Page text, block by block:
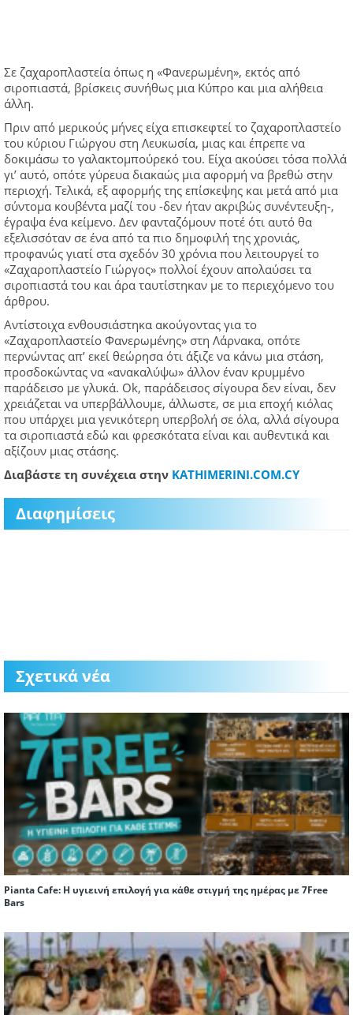
Σε ζαχαροπλαστεία όπως η «Φανερωμένη», εκτός από
σιροπιαστά, βρίσκεις συνήθως μια Κύπρο και μια αλήθεια
άλλη.
Πριν από μερικούς μήνες είχα επισκεφτεί το ζαχαροπλαστείο
του κύριου Γιώργου στη Λευκωσία, μιας και έπρεπε να
δοκιμάσω το γαλακτομπούρεκό του. Είχα ακούσει τόσα πολλά
γι’ αυτό, οπότε γύρευα διακαώς μια αφορμή να βρεθώ στην
περιοχή. Τελικά, εξ αφορμής της επίσκεψης και μετά από μια
σύντομα κουβέντα μαζί του -δεν ήταν ακριβώς συνέντευξη-,
έγραψα ένα κείμενο. Δεν φανταζόμουν ποτέ ότι αυτό θα
εξελισσόταν σε ένα από τα πιο δημοφιλή της χρονιάς,
προφανώς γιατί στα σχεδόν 30 χρόνια που λειτουργεί το
«Ζαχαροπλαστείο Γιώργος» πολλοί έχουν απολαύσει τα
σιροπιαστά του και άρα ταυτίστηκαν με το περιεχόμενο του
άρθρου.
Αντίστοιχα ενθουσιάστηκα ακούγοντας για το
«Ζαχαροπλαστείο Φανερωμένης» στη Λάρνακα, οπότε
περνώντας απ’ εκεί θεώρησα ότι άξιζε να κάνω μια στάση,
προσδοκώντας να «ανακαλύψω» άλλον έναν κρυμμένο
παράδεισο με γλυκά. Ok, παράδεισος σίγουρα δεν είναι, δεν
χρειάζεται να υπερβάλλουμε, άλλωστε, σε μια εποχή κιόλας
που υπάρχει μια γενικότερη υπερβολή σε όλα, αλλά σίγουρα
τα σιροπιαστά εδώ και φρεσκότατα είναι και αυθεντικά και
αξίζουν μιας στάσης.
Διαβάστε τη συνέχεια στην KATHIMERINI.COM.CY
Διαφημίσεις
Σχετικά νέα
Pianta Cafe: Η υγιεινή επιλογή για κάθε στιγμή της ημέρας με 7Free
Bars